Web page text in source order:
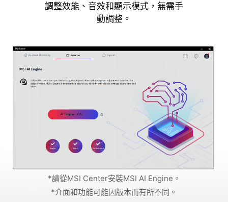
調整效能、音效和顯示模式，無需手
動調整。
*請從MSI Center安裝MSI AI Engine。
*介面和功能可能因版本而有所不同。